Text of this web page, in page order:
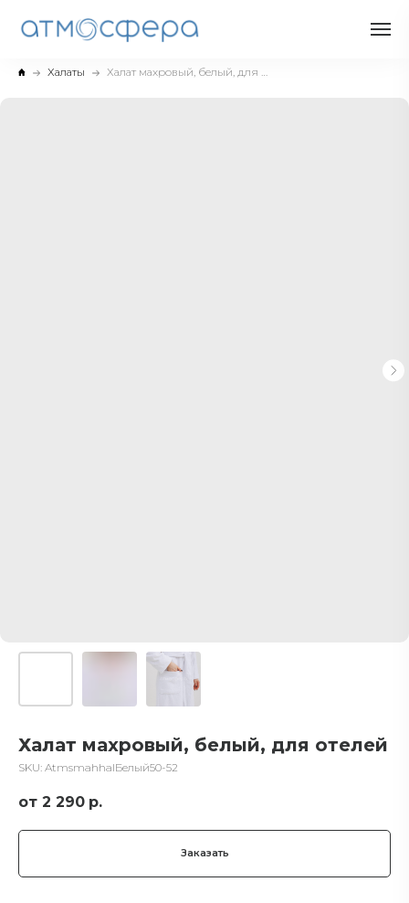
Халаты Халат махровый, белый, для отелей
Халат махровый, белый, для отелей
SKU: AtmsmahhalБелый50-52
2 290 р.
Заказать